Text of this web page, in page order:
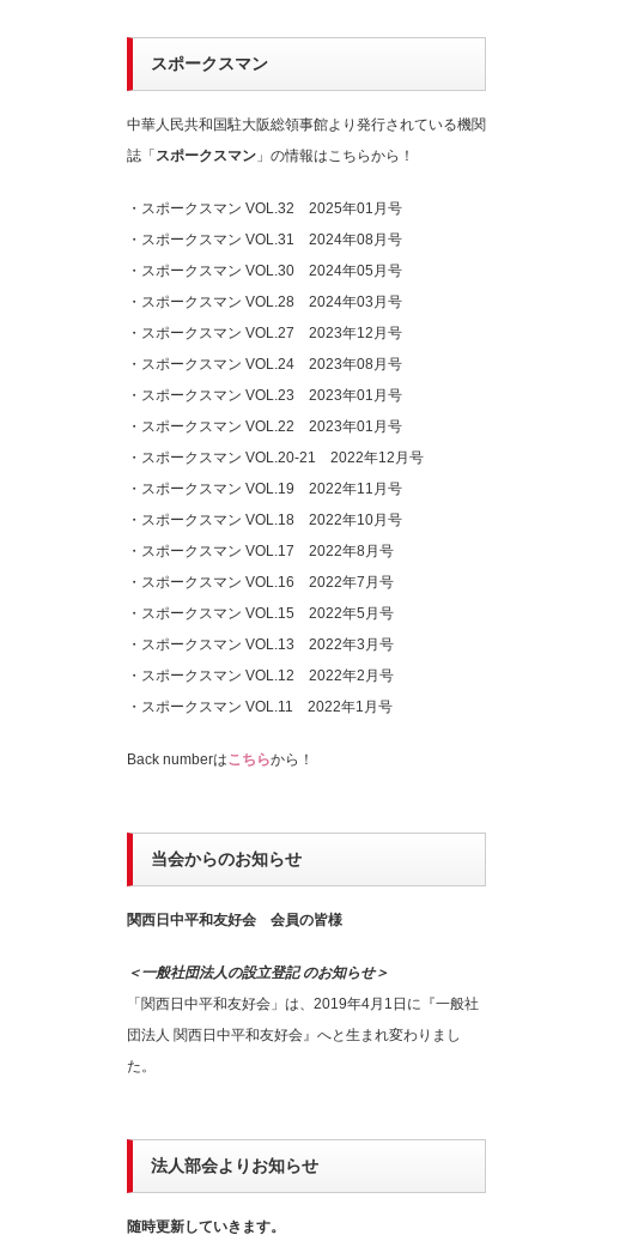
スポークスマン
中華人民共和国駐大阪総領事館より発行されている機関
誌「スポークスマン 」の情報はこちらから！
・ スポークスマン VOL.32 2025年01月号
・ スポークスマン VOL.31 2024年08月号
・ スポークスマン VOL.30 2024年05月号
・ スポークスマン VOL.28 2024年03月号
・ スポークスマン VOL.27 2023年12月号
・ スポークスマン VOL.24 2023年08月号
・ スポークスマン VOL.23 2023年01月号
・ スポークスマン VOL.22 2023年01月号
・ スポークスマン VOL.20-21 2022年12月号
・ スポークスマン VOL.19 2022年11月号
・ スポークスマン VOL.18 2022年10月号
・ スポークスマン VOL.17 2022年8月号
・ スポークスマン VOL.16 2022年7月号
・ スポークスマン VOL.15 2022年5月号
・ スポークスマン VOL.13 2022年3月号
・ スポークスマン VOL.12 2022年2月号
・ スポークスマン VOL.11 2022年1月号
Back numberはこちらから！
当会からのお知らせ
関西日中平和友好会 会員の皆様
＜一般社団法人の設立登記 のお知らせ＞
「関西日中平和友好会」は、2019年4月1日に『一般社
団法人 関西日中平和友好会』へと生まれ変わりまし
た。
法人部会よりお知らせ
随時更新していきます。